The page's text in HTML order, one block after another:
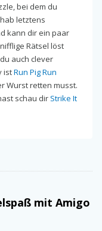
bei dem du
letztens
kann dir ein paar
Rätsel löst
auch clever
istRun Pig Run
Wurst retten musst.
schau dir Strike It
mit Amigo